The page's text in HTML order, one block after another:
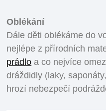
Oblékání
Dále děti oblékáme do
nejlépe z přírodních
prádlo a co nejvíce
dráždidly (laky,
hrozí nebezpečí